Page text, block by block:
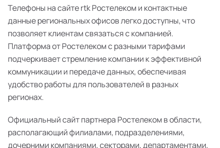
Телефоны на сайте rtk Ростелеком и контактные
данные региональных офисов легко доступны, что
позволяет клиентам связаться с компанией.
Платформа от Ростелеком с разными тарифами
подчеркивает стремление компании к эффективной
коммуникации и передаче данных, обеспечивая
удобство работы для пользователей в разных
регионах.
Официальный сайт партнера Ростелеком в области,
располагающий филиалами, подразделениями,
дочерними компаниями, секторами, департаментами,